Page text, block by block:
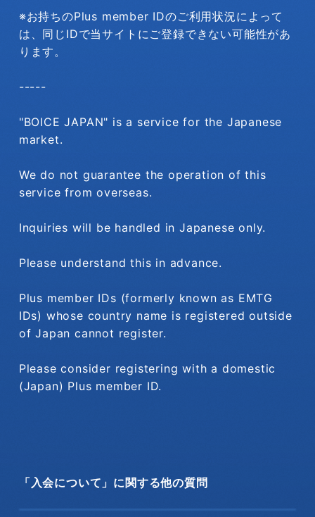
※お持ちのPlus member IDのご利用状況によって
は、同じIDで当サイトにご登録できない可能性があ
ります。
-----
"BOICE JAPAN" is a service for the Japanese
market.
We do not guarantee the operation of this
service from overseas.
Inquiries will be handled in Japanese only.
Please understand this in advance.
Plus member IDs (formerly known as EMTG
IDs) whose country name is registered outside
of Japan cannot register.
Please consider registering with a domestic
(Japan) Plus member ID.
「入会について」に関する他の質問